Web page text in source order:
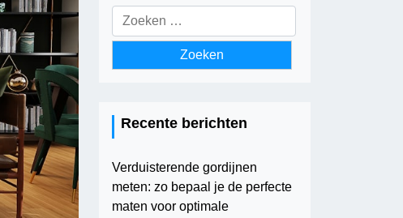
Zoeken
naar:
Recente berichten
Verduisterende gordijnen
meten: zo bepaal je de perfecte
maten voor optimale